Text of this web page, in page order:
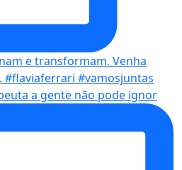
a gente não pode ignor